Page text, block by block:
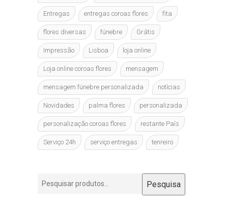
Entregas entregas coroas flores fita
flores diversas fúnebre Grátis
Impressão Lisboa loja online
Loja online coroas flores mensagem
mensagem fúnebre personalizada notícias
Novidades palma flores personalizada
personalização coroas flores restante País
Serviço 24h serviço entregas tenreiro
por:
Pesquisa